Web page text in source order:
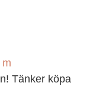
Tänker köpa